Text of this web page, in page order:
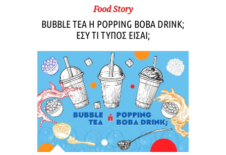
Food Story
BUBBLE TEA Η POPPING BOBA DRINK;
ΕΣΥ ΤΙ ΤΥΠΟΣ ΕΙΣΑΙ;